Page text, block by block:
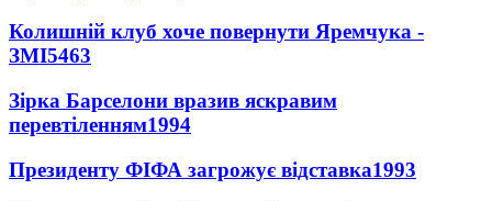
Колишній клуб хоче повернути Яремчука -
ЗМІ5463
Зірка Барселони вразив яскравим
перевтіленням1994
Президенту ФІФА загрожує відставка1993